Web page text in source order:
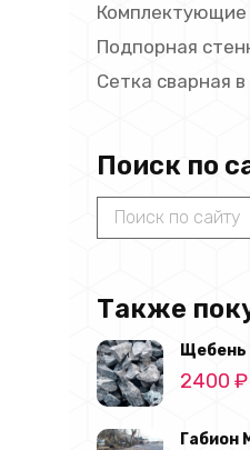
Комплектующие
Подпорная
Сетка сварная в
Поиск по
Search:
Также
Щебень
2400 ₽
Габион